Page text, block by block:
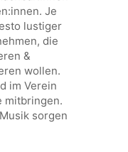
Je
lustiger
die
&
wollen.
im Verein
mitbringen.
sorgen